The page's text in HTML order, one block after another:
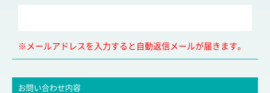
※メールアドレスを入力すると自動返信メールが届きます。
お問い合わせ内容